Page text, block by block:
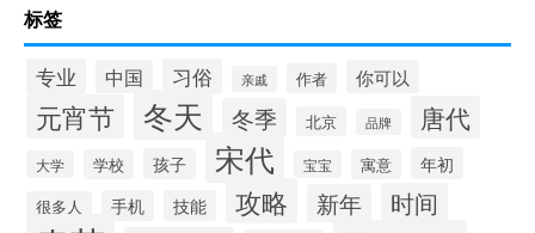
标签
专业 中国 习俗 亲戚 作者 你可以
元宵节 冬天 冬季 北京 品牌 唐代
大学 学校 孩子 宋代 宝宝 寓意 年初
很多人 手机 技能 攻略 新年 时间